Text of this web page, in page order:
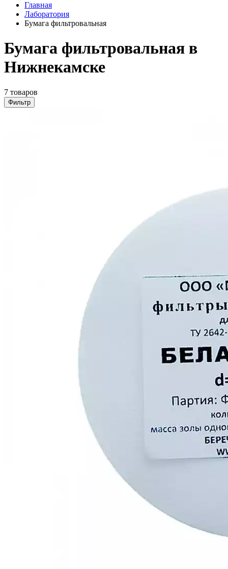
Главная
Лаборатория
Бумага фильтровальная
Бумага фильтровальная в
Нижнекамске
7 товаров
Фильтр